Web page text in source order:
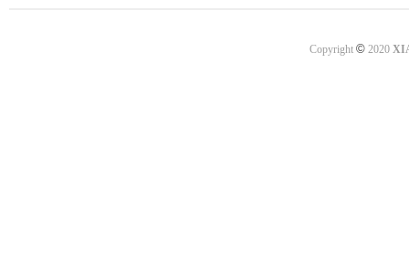
Copyright ©2020